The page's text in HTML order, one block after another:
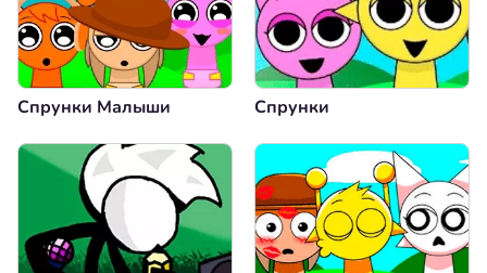
Спрунки Малыши Спрунки